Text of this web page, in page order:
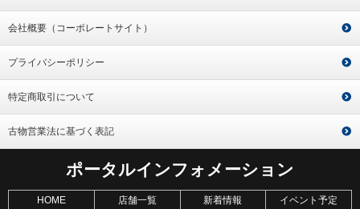
会社概要（コーポレートサイト）
プライバシーポリシー
特定商取引について
古物営業法に基づく表記
ポータルインフォメーション
HOME 店舗一覧 新着情報 イベント予定